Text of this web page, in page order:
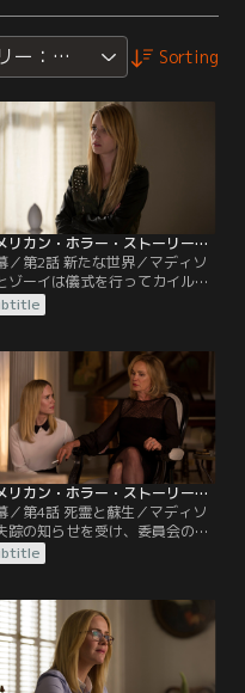
ー：魔女団 Sorting
アメリカン・ホラー・ストーリー：魔女団 第02話／字幕
／第2話 新たな世界／マディソ
ゾーイは儀式を行ってカイルを
返らせた。ラローリーは、土の
いる間に180年も経っていたと
きることにする。
アメリカン・ホラー・ストーリー：魔女団 第04話／字幕
／第4話 死霊と蘇生／マディソ
踪の知らせを受け、委員会の3
調査のために学校を訪れた。そ
の1人で、フィオナに敵意を持
ようと必死になる。